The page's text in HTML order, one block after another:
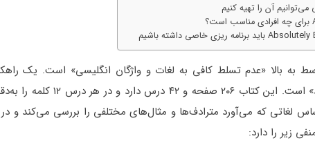
به بالا «عدم تسلط کافی به لغات و واژگان انگلیسی» است. یک
«مطالعه لیست لغات 504 با معنی و
لغاتی که می‌آورد مترادف‌ها و مثال‌های مختلفی را بررسی می‌کند و در
زیر را دارد: